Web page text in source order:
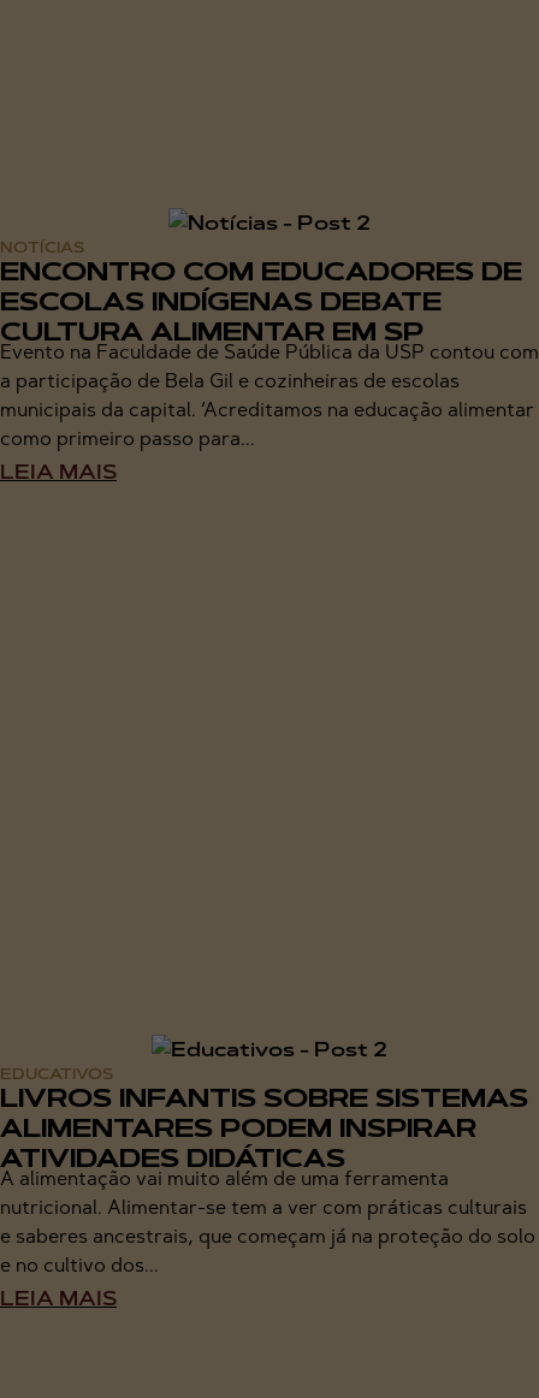
NOTÍCIAS
ENCONTRO COM EDUCADORES DE
ESCOLAS INDÍGENAS DEBATE
CULTURA ALIMENTAR EM SP
Evento na Faculdade de Saúde Pública da USP contou com
a participação de Bela Gil e cozinheiras de escolas
municipais da capital. ‘Acreditamos na educação alimentar
como primeiro passo para...
LEIA MAIS
EDUCATIVOS
LIVROS INFANTIS SOBRE SISTEMAS
ALIMENTARES PODEM INSPIRAR
ATIVIDADES DIDÁTICAS
A alimentação vai muito além de uma ferramenta
nutricional. Alimentar-se tem a ver com práticas culturais
e saberes ancestrais, que começam já na proteção do solo
e no cultivo dos...
LEIA MAIS